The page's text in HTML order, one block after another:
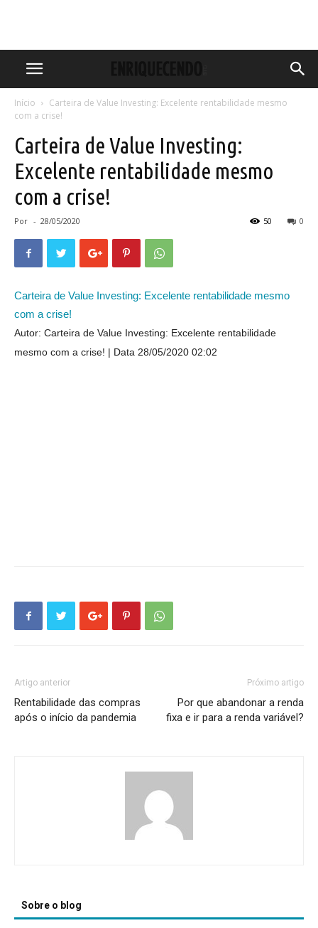
Início
Carteira de Value Investing: Excelente rentabilidade mesmo
com a crise!
Carteira de Value Investing:
Excelente rentabilidade mesmo
com a crise!
Por - 28/05/2020 0
50
Carteira de Value Investing: Excelente rentabilidade mesmo
com a crise!
Autor: Carteira de Value Investing: Excelente rentabilidade
mesmo com a crise!
Data 28/05/2020 02:02
Artigo anterior
Rentabilidade das compras
após o início da pandemia
Próximo artigo
Por que abandonar a renda
fixa e ir para a renda variável?
Sobre o blog